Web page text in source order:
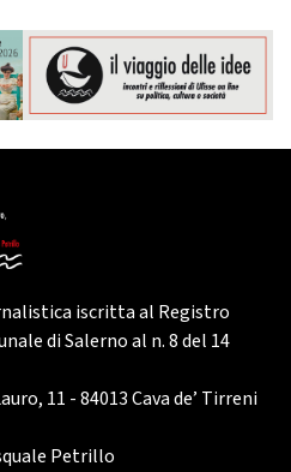
iscritta al Registro
di Salerno al n. 8 del 14
11 - 84013 Cava de’ Tirreni
Petrillo